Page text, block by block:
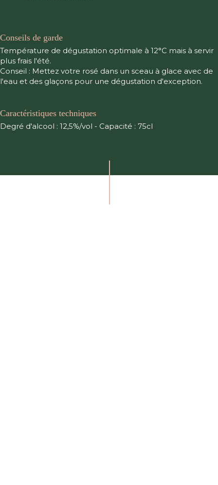
Conseils de garde
Température de dégustation optimale à 12°C mais à servir
plus frais l'été.
Conseil : Mettez votre rosé dans un sceau à glace avec de
l'eau et des glaçons pour une dégustation d'exception.
Caractéristiques techniques
Degré d'alcool : 12,5%/vol - Capacité : 75cl